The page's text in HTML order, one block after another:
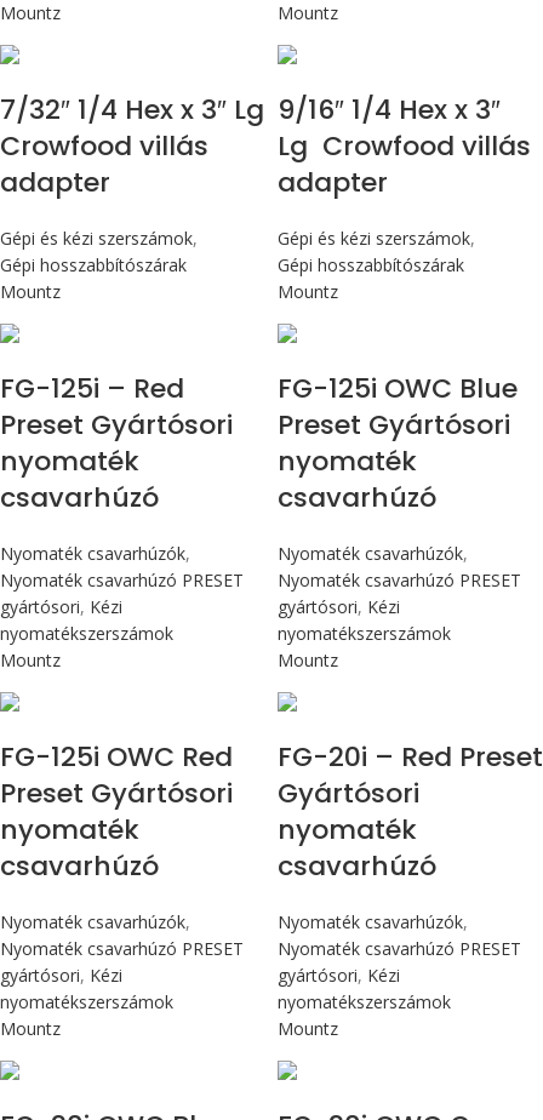
Mountz
Mountz
7/32″ 1/4 Hex x 3″ Lg
Crowfood villás
adapter
Gépi és kézi szerszámok,
Gépi hosszabbítószárak
Mountz
9/16″ 1/4 Hex x 3″
Lg Crowfood villás
adapter
Gépi és kézi szerszámok,
Gépi hosszabbítószárak
Mountz
FG-125i – Red
Preset Gyártósori
nyomaték
csavarhúzó
Nyomaték csavarhúzók,
Nyomaték csavarhúzó PRESET
gyártósori, Kézi
nyomatékszerszámok
Mountz
FG-125i OWC Blue
Preset Gyártósori
nyomaték
csavarhúzó
Nyomaték csavarhúzók,
Nyomaték csavarhúzó PRESET
gyártósori, Kézi
nyomatékszerszámok
Mountz
FG-125i OWC Red
Preset Gyártósori
nyomaték
csavarhúzó
Nyomaték csavarhúzók,
Nyomaték csavarhúzó PRESET
gyártósori, Kézi
nyomatékszerszámok
Mountz
FG-20i – Red Preset
Gyártósori
nyomaték
csavarhúzó
Nyomaték csavarhúzók,
Nyomaték csavarhúzó PRESET
gyártósori, Kézi
nyomatékszerszámok
Mountz